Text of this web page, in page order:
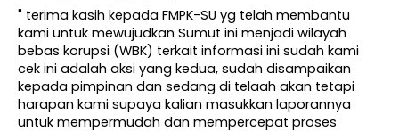
" terima kasih kepada FMPK-SU yg telah membantu
kami untuk mewujudkan Sumut ini menjadi wilayah
bebas korupsi (WBK) terkait informasi ini sudah kami
cek ini adalah aksi yang kedua, sudah disampaikan
kepada pimpinan dan sedang di telaah akan tetapi
harapan kami supaya kalian masukkan laporannya
untuk mempermudah dan mempercepat proses